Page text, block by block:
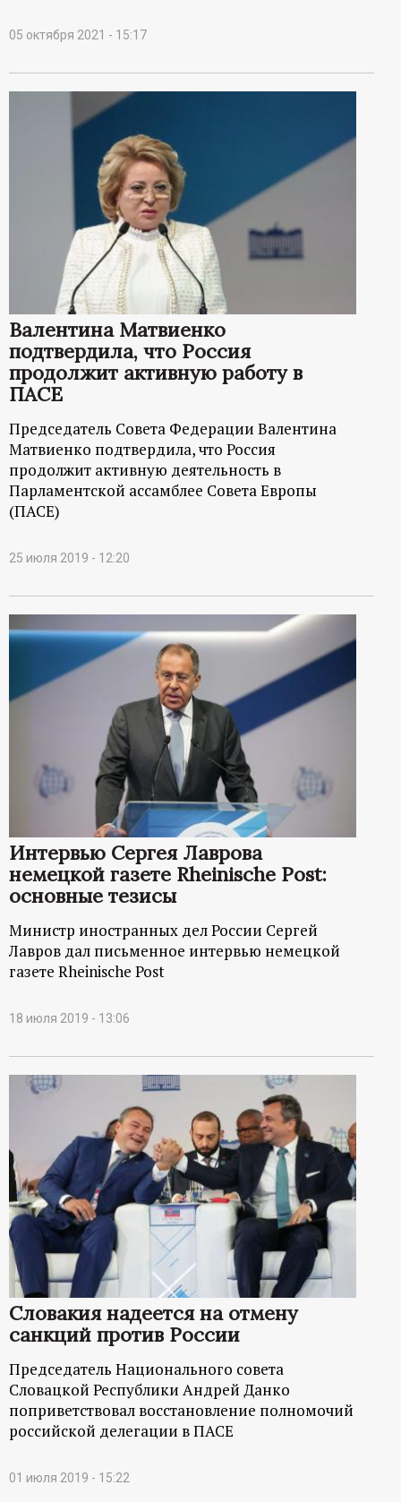
н
р
т
а
л
05 октября 2021 - 15:17
Валентина Матвиенко
подтвердила, что Россия
продолжит активную работу в
ПАСЕ
Председатель Совета Федерации Валентина
Матвиенко подтвердила, что Россия
продолжит активную деятельность в
Парламентской ассамблее Совета Европы
(ПАСЕ)
25 июля 2019 - 12:20
Интервью Сергея Лаврова
немецкой газете Rheinische Post:
основные тезисы
Министр иностранных дел России Сергей
Лавров дал письменное интервью немецкой
газете Rheinische Post
18 июля 2019 - 13:06
Словакия надеется на отмену
санкций против России
Председатель Национального совета
Словацкой Республики Андрей Данко
поприветствовал восстановление полномочий
российской делегации в ПАСЕ
01 июля 2019 - 15:22